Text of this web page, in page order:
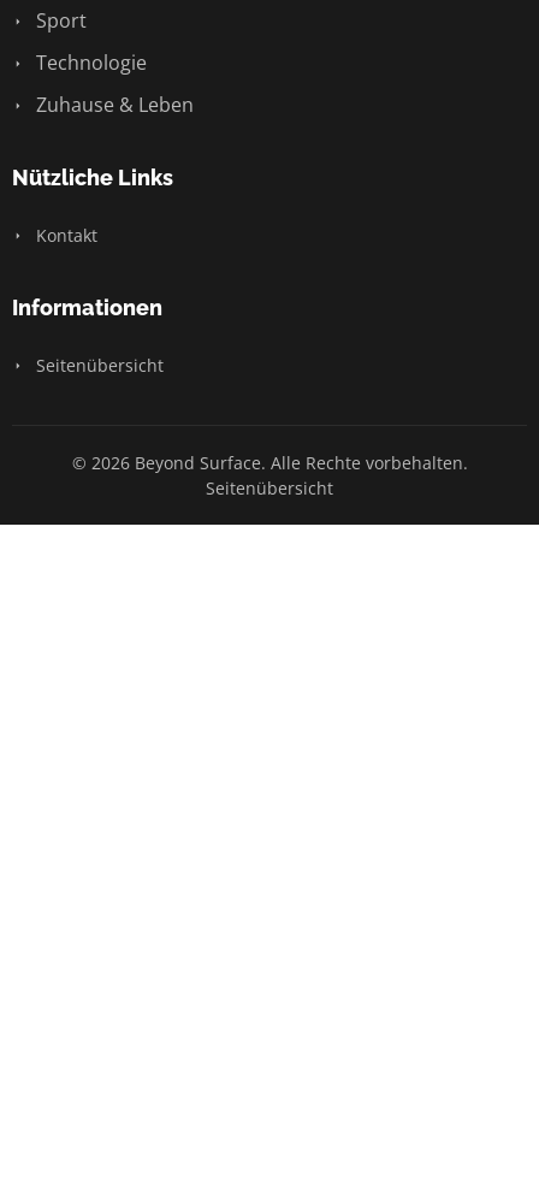
Sport
Technologie
Zuhause & Leben
Nützliche Links
Kontakt
Informationen
Seitenübersicht
© 2026 Beyond Surface. Alle Rechte vorbehalten.
Seitenübersicht